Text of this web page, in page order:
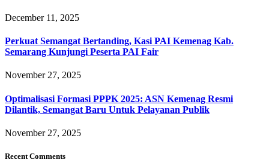
December 11, 2025
Perkuat Semangat Bertanding, Kasi PAI Kemenag Kab.
Semarang Kunjungi Peserta PAI Fair
November 27, 2025
Optimalisasi Formasi PPPK 2025: ASN Kemenag Resmi
Dilantik, Semangat Baru Untuk Pelayanan Publik
November 27, 2025
Recent Comments